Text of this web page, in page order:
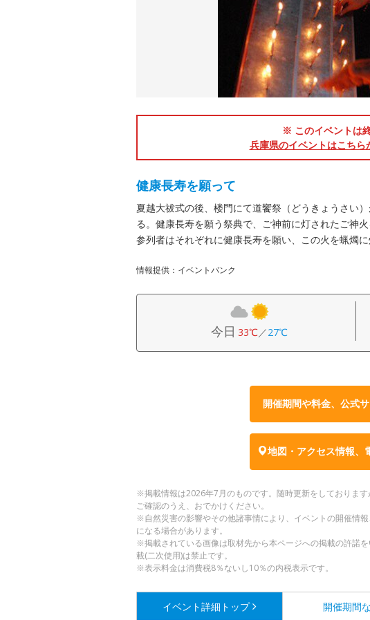
※ このイベントは
兵庫県のイベントはこちら
健康長寿を願って
夏越大祓式の後、楼門にて道饗祭（どうきょうさい
る。健康長寿を願う祭典で、ご神前に灯されたご神
参列者はそれぞれに健康長寿を願い、この火を蝋燭に
情報提供：イベントバンク
今日 33℃／27℃
開催期間や料金、公式
地図・アクセス情報、
※掲載情報は2026年7月のものです。随時更新をしておりま
ご確認のうえ、おでかけください。
※自然災害の影響やその他諸事情により、イベントの開催情
になる場合があります。
※掲載されている画像は取材先から本ページへの掲載の許諾
載(二次使用)は禁止です。
※表示料金は消費税8％ないし10％の内税表示です。
イベント詳細 トップ 開催期間